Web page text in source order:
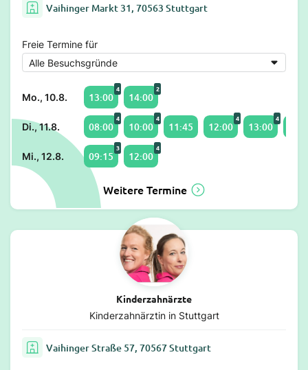
Vaihinger Markt 31, 70563 Stuttgart
Freie Termine für
Mo., 10.8. 13:00
4
14:00
2
Di., 11.8. 08:00
4
10:00
4
11:45 12:00
4
13:00
4
Mi., 12.8. 09:15
3
12:00
4
Weitere Termine
Kinderzahnärzte
Kinderzahnärztin in Stuttgart
Vaihinger Straße 57, 70567 Stuttgart